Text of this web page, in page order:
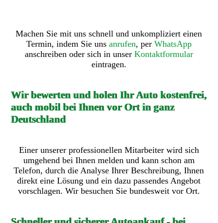
Machen Sie mit uns schnell und unkompliziert einen
Termin, indem Sie uns anrufen, per WhatsApp
anschreiben oder sich in unser Kontaktformular
eintragen.
Wir bewerten und holen Ihr Auto kostenfrei,
auch mobil bei Ihnen vor Ort in ganz
Deutschland
Einer unserer professionellen Mitarbeiter wird sich
umgehend bei Ihnen melden und kann schon am
Telefon, durch die Analyse Ihrer Beschreibung, Ihnen
direkt eine Lösung und ein dazu passendes Angebot
vorschlagen. Wir besuchen Sie bundesweit vor Ort.